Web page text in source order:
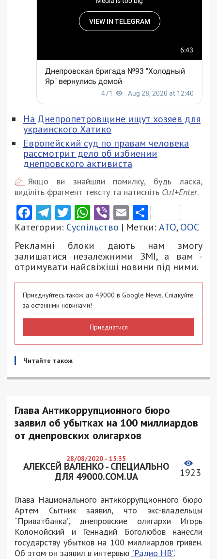
На Днепропетровщине ищут хозяев для
украинского Хатико
Европейский суд по правам человека
рассмотрит дело об избиении
днепровского активиста
Якщо ви знайшли помилку, будь ласка,
виділіть фрагмент тексту та натисніть Ctrl+Enter.
Facebook
Telegram
Twitter
WhatsApp
ViberEmail
Категории: Суспільство | Метки: АТО,ООС
Рекламні блоки дають нам змогу
залишатися незалежними ЗМІ, а вам -
отримувати найсвіжіші новини під ними.
Приєднуйтесь також до 49000 в Google News. Слідкуйте
за останніми новинами!
Приєднатися
Читайте також
Глава Антикоррупционного бюро
заявил об убытках на 100 миллиардов
от днепровских олигархов
28/08/2020 - 15:35
АЛЕКСЕЙ ВАЛЕНКО - СПЕЦИАЛЬНО
ДЛЯ 49000.COM.UA
1923
Глава Национального антикоррупционного бюро
Артем Сытник заявил, что экс-владельцы
“Приватбанка”, днепровские олигархи Игорь
Коломойский и Геннадий Боголюбов нанесли
государству убытков на 100 миллиардов гривен.
Об этом он заявил в интервью “Радио НВ”.